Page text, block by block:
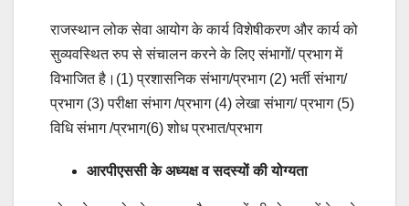
राजस्थान लोक सेवा आयोग के कार्य विशेषीकरण और कार्य को
सुव्यवस्थित रुप से संचालन करने के लिए संभागों/ प्रभाग में
विभाजित है।(1) प्रशासनिक संभाग/प्रभाग (2) भर्ती संभाग/
प्रभाग (3) परीक्षा संभाग /प्रभाग (4) लेखा संभाग/ प्रभाग (5)
विधि संभाग /प्रभाग(6) शोध प्रभात/प्रभाग
आरपीएससी के अध्यक्ष व सदस्यों की योग्यता